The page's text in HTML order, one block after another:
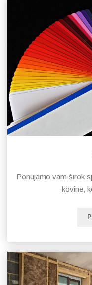
Ponujamo vam širok
kovine,